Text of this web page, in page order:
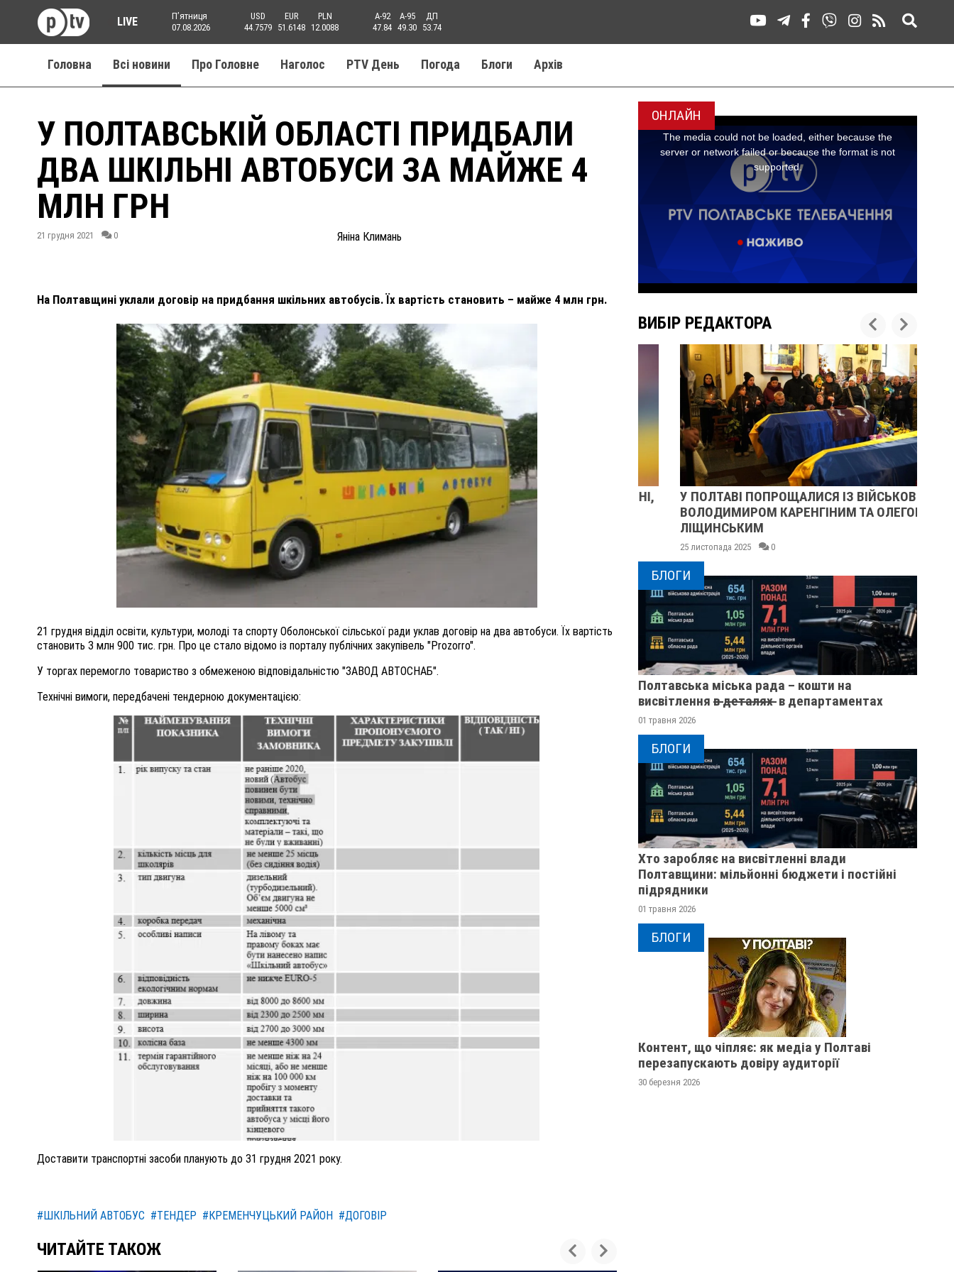
LIVE
Пʼятниця
07.08.2026
USD
44.7579
EUR
51.6148
PLN
12.0088
A-92
47.84
A-95
49.30
ДП
53.74
Головна Всі новини Про Головне Наголос PTV День Погода Блоги Aрхів
У ПОЛТАВСЬКІЙ ОБЛАСТІ ПРИДБАЛИ
ДВА ШКІЛЬНІ АВТОБУСИ ЗА МАЙЖЕ 4
МЛН ГРН
21 грудня 2021 0 Яніна Климань
На Полтавщині уклали договір на придбання шкільних автобусів. Їх вартість становить – майже 4 млн грн.
21 грудня відділ освіти, культури, молоді та спорту Оболонської сільської ради уклав договір на два автобуси. Їх вартість
становить 3 млн 900 тис. грн. Про це стало відомо із порталу публічних закупівель "Prozorro".
У торгах перемогло товариство з обмеженою відповідальністю "ЗАВОД АВТОСНАБ".
Технічні вимоги, передбачені тендерною документацією:
Доставити транспортні засоби планують до 31 грудня 2021 року.
#ШКІЛЬНИЙ АВТОБУС #ТЕНДЕР #КРЕМЕНЧУЦЬКИЙ РАЙОН #ДОГОВІР
ЧИТАЙТЕ ТАКОЖ
ОНЛАЙН
ВИБІР РЕДАКТОРА
ПОЛІЦІЯ ПОЛТАВЩИНИ РОЗШУКУЄ 62-РІЧНУ
ЛЮДМИЛУ ТИМЧЕНКО
ВНАСЛІДОК ПОРАНЕНЬ, ОТРИМАНИХ НА ВІЙНІ,
ПОМЕР ВОЇН ЮРІЙ ВОЙТИК
25 листопада 2025 0
У ПОЛТАВІ ПОПРОЩАЛИСЯ ІЗ ВІЙСЬКОВИМИ
ВОЛОДИМИРОМ КАРЕНГІНИМ ТА ОЛЕГОМ
ЛІЩИНСЬКИМ
25 листопада 2025 0
БЛОГИ
Полтавська міська рада – кошти на
висвітлення в̶ ̶д̶е̶т̶а̶л̶я̶х̶ ̶ в департаментах
01 травня 2026
БЛОГИ
Хто заробляє на висвітленні влади
Полтавщини: мільйонні бюджети і постійні
підрядники
01 травня 2026
БЛОГИ
Контент, що чіпляє: як медіа у Полтаві
перезапускають довіру аудиторії
30 березня 2026